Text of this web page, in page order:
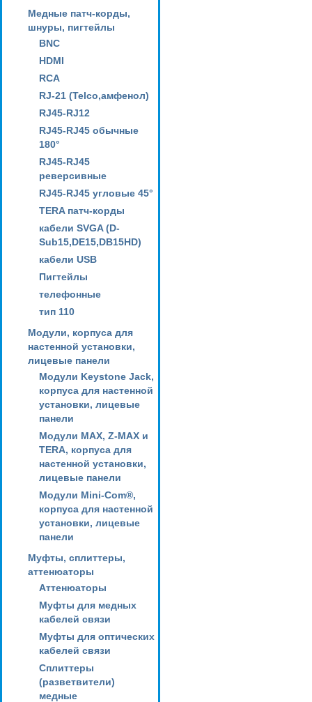
Медные патч-корды,
шнуры, пигтейлы
BNC
HDMI
RCA
RJ-21 (Telco,амфенол)
RJ45-RJ12
RJ45-RJ45 обычные
180°
RJ45-RJ45
реверсивные
RJ45-RJ45 угловые 45°
TERA патч-корды
кабели SVGA (D-
Sub15,DE15,DB15HD)
кабели USB
Пигтейлы
телефонные
тип 110
Модули, корпуса для
настенной установки,
лицевые панели
Модули Keystone Jack,
корпуса для настенной
установки, лицевые
панели
Модули MAX, Z-MAX и
TERA, корпуса для
настенной установки,
лицевые панели
Модули Mini-Com®,
корпуса для настенной
установки, лицевые
панели
Муфты, сплиттеры,
аттенюаторы
Аттенюаторы
Муфты для медных
кабелей связи
Муфты для оптических
кабелей связи
Сплиттеры
(разветвители)
медные